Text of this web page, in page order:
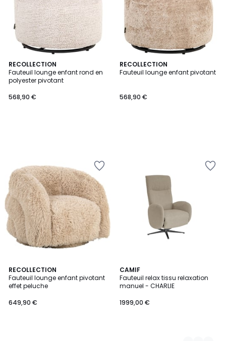
RECOLLECTION
Fauteuil lounge enfant rond en
polyester pivotant
568,90 €
RECOLLECTION
Fauteuil lounge enfant pivotant
568,90 €
RECOLLECTION
Fauteuil lounge enfant pivotant
effet peluche
649,90 €
CAMIF
Fauteuil relax tissu relaxation
manuel - CHARLIE
1999,00 €
4
Couleurs